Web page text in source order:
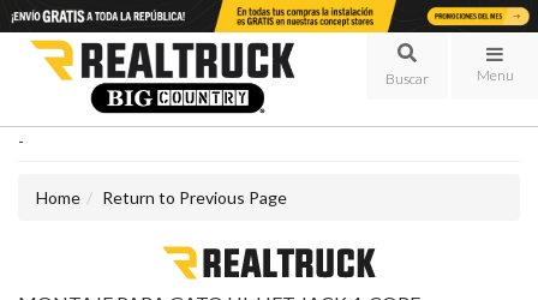
Menu
-
Home Return to Previous Page